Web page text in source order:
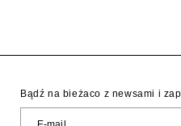
Bądź na bieżaco z newsami i